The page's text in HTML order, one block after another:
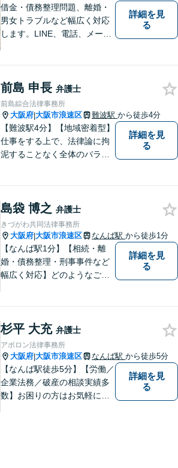
日相談可】
借金・債務整理問題、離婚・
男女トラブルなど幅広く対応
します。LINE、電話、メー
をできるだけ少なく！相談し
やすい環境づくりに努め、納
得できる解決を目指します！
詳細を見
る
前島 申長 弁護士
前島綜合法律事務所
大阪府|大阪市浪速区 難波駅 から徒歩4分
【難波駅4分】【地域密着型】
仕事をする上で、法律論に拘
泥することなく全体のバラン
クライアントの話を丁寧に聞
き、意思疎通を測った上で最
適な解決策を提示します。
詳細を見
る
島袋 博之 弁護士
きづがわ共同法律事務所
大阪府|大阪市浪速区 なんば駅 から徒歩1分
【なんば駅1分】【相続・離
婚・債務整理・刑事事件など
幅広く対応】どのようなご相
けています。一緒に解決への
道筋を考えてまいります。
詳細を見
る
杉平 大充 弁護士
アポロン法律事務所
大阪府|大阪市浪速区 なんば駅 から徒歩5分
【なんば駅徒歩5分】【労働／
企業法務／破産の相談実績多
数】お困りの方はお気軽にご
詳細を見
る